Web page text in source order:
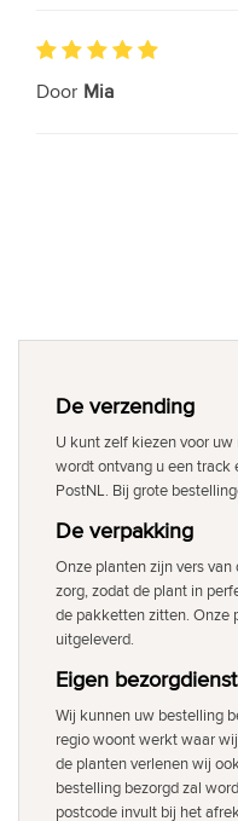
Door Mia
De verzending
U kunt zelf kiezen voor
wordt ontvang u een
PostNL. Bij grote
De verpakking
Onze planten zijn vers
zorg, zodat de plant in
de pakketten zitten. Onze
uitgeleverd.
Eigen bezorgdienst
Wij kunnen uw bestelling
regio woont werkt waar
de planten verlenen wij
bestelling bezorgd zal
postcode invult bij het